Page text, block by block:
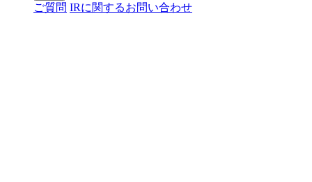
ご質問 IRに関するお問い合わせ